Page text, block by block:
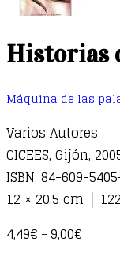
Historias
Máquina de las
Varios Autores
CICEES, Gijón,
ISBN: 84-609-
12 × 20.5 cm │
4,49€ – 9,00€